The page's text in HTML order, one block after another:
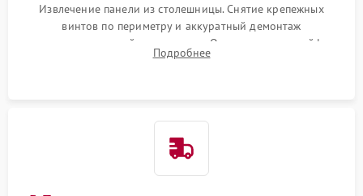
Извлечение панели из столешницы. Снятие крепежных
винтов по периметру и аккуратный демонтаж
стеклокерамической поверхности. Отсоединение шлейфов
сенсорного блока для доступа к силовым платам, катушкам
Подробнее